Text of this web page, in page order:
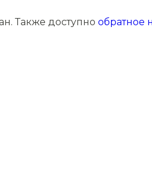
Также доступно обратное